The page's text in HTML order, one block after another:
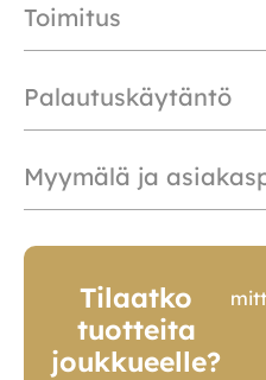
Toimitus
Palautuskäytäntö
Myymälä ja
Tilaatko
tuotteita
joukkueelle?